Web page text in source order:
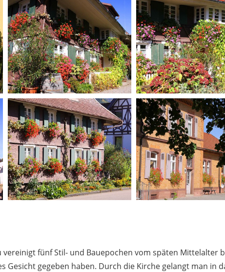
fünf Stil- und Bauepochen vom späten Mittelalter
Gesicht gegeben haben. Durch die Kirche gelangt man in